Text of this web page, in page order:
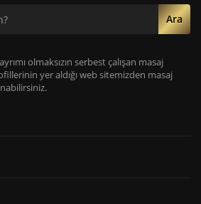
Ara
olmaksızın serbest çalışan masaj
yer aldığı web sitemizden masaj